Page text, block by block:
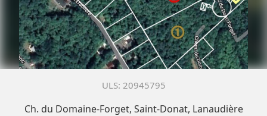
20945795
Ch. du Domaine-Forget, Saint-Donat, Lanaudière